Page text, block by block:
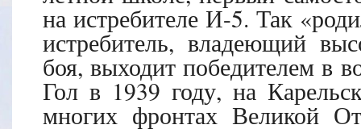
на истребителе И-5. Так
истребитель, владеющий
боя, выходит победителем в
Гол в 1939 году, на
многих фронтах Великой